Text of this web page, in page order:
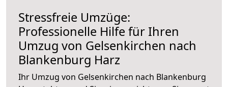
Stressfreie Umzüge:
Professionelle Hilfe für Ihren
Umzug von Gelsenkirchen nach
Blankenburg Harz
Ihr Umzug von Gelsenkirchen nach Blankenburg